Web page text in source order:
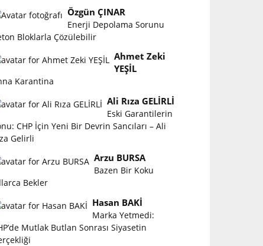
Özgün ÇINAR
Enerji Depolama Sorunu
Bloklarla Çözülebilir
Ahmet Zeki
YEŞİL
Karantina
Ali Rıza GELİRLİ
Eski Garantilerin
CHP İçin Yeni Bir Devrin Sancıları – Ali
Gelirli
Arzu BURSA
Bazen Bir Koku
Bekler
Hasan BAKİ
Marka Yetmedi:
Mutlak Butlan Sonrası Siyasetin